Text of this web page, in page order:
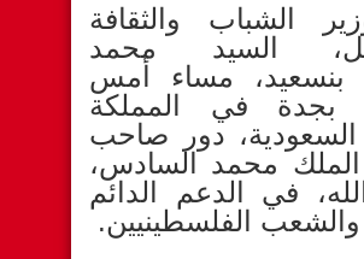
الشباب والثقافة
السيد محمد
بنسعيد، مساء أمس
بجدة في المملكة
السعودية، دور صاحب
الملك محمد السادس،
في الدعم الدائم
والشعب الفلسطينيين.